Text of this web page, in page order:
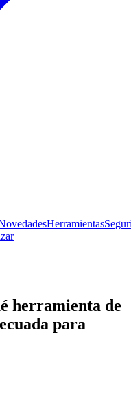
Herramientas
herramienta de
para